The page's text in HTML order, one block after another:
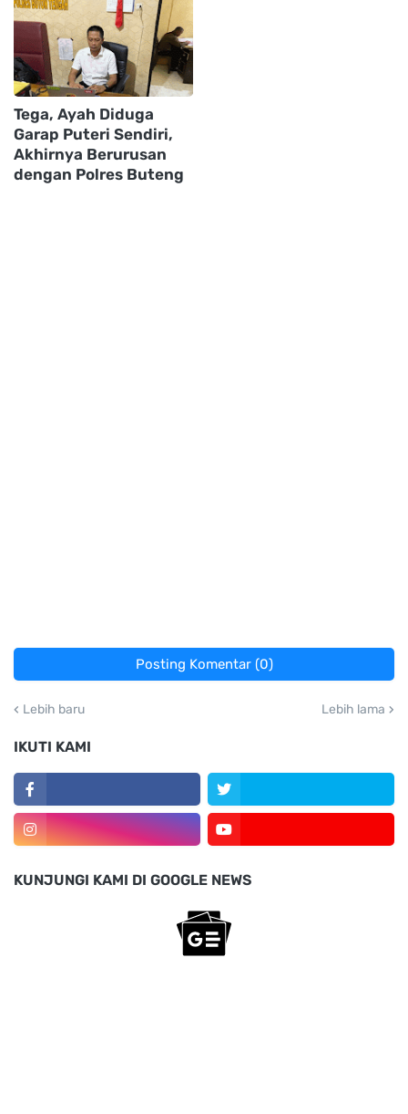
Tega, Ayah Diduga
Garap Puteri Sendiri,
Akhirnya Berurusan
dengan Polres Buteng
Posting Komentar (0)
Lebih baru Lebih lama
IKUTI KAMI
KUNJUNGI KAMI DI GOOGLE NEWS